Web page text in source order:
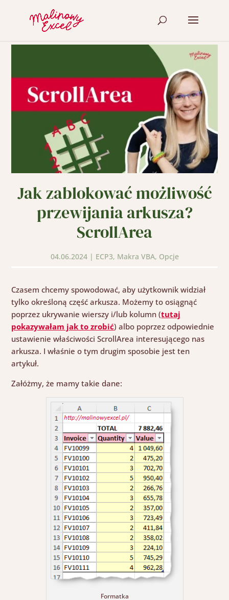
Jak zablokować możliwość
przewijania arkusza?
ScrollArea
04.06.2024| ECP3, Makra VBA, Opcje
Czasem chcemy spowodować, aby użytkownik widział
tylko określoną część arkusza. Możemy to osiągnąć
poprzez ukrywanie wierszy i/lub kolumn (tutaj
pokazywałam jak to zrobić) albo poprzez odpowiednie
ustawienie właściwości ScrollArea interesującego nas
arkusza. I właśnie o tym drugim sposobie jest ten
artykuł.
Załóżmy, że mamy takie dane:
Formatka